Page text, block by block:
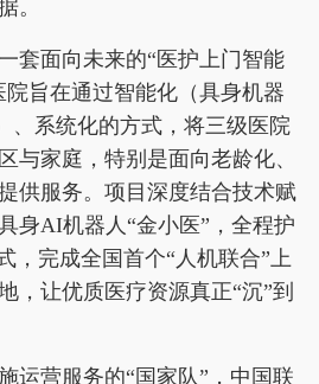
。
套面向未来的“医护上门智能
院旨在通过智能化（具身机器
、系统化的方式，将三级医院
与家庭，特别是面向老龄化、
供服务。项目深度结合技术赋
身AI机器人“金小医”，全程护
，完成全国首个“人机联合”上
，让优质医疗资源真正“沉”到
运营服务的“国家队”，中国联